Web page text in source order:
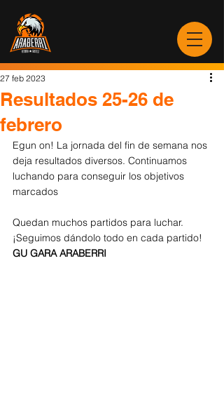
Resultados 25-26 de
febrero
27 feb 2023
Egun on! La jornada del fin de semana nos
deja resultados diversos. Continuamos
luchando para conseguir los objetivos
marcados
Quedan muchos partidos para luchar.
¡Seguimos dándolo todo en cada partido!
GU GARA ARABERRI